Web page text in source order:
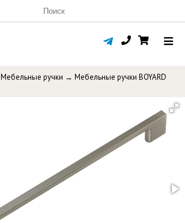
Мебельные ручки → Мебельные ручки BOYARD